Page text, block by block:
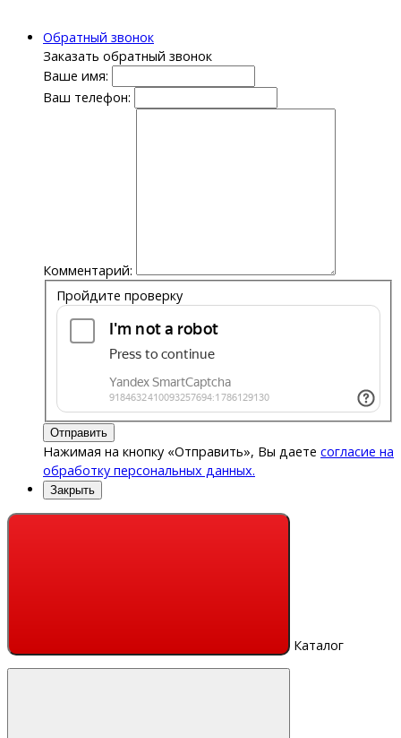
Обратный звонок
Заказать обратный звонок
Ваше имя:
Ваш телефон:
Комментарий:
Пройдите проверку
Отправить
Нажимая на кнопку «Отправить», Вы даете согласие на
обработку персональных данных.
Закрыть
Каталог